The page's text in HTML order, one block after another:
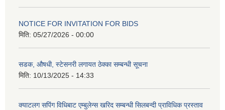
NOTICE FOR INVITATION FOR BIDS
मिति: 05/27/2026 - 00:00
सडक, औषधी, स्टेसनरी लगायत ठेक्का सम्बन्धी सूचना
मिति: 10/13/2025 - 14:33
क्याटलग सपिंग विधिबाट एम्बुलेन्स खरिद सम्बन्धी सिलबन्दी प्राविधिक प्रस्ताव